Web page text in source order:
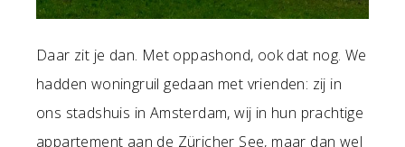
Daar zit je dan. Met oppashond, ook dat nog. We
hadden woningruil gedaan met vrienden: zij in
ons stadshuis in Amsterdam, wij in hun prachtige
appartement aan de Züricher See, maar dan wel